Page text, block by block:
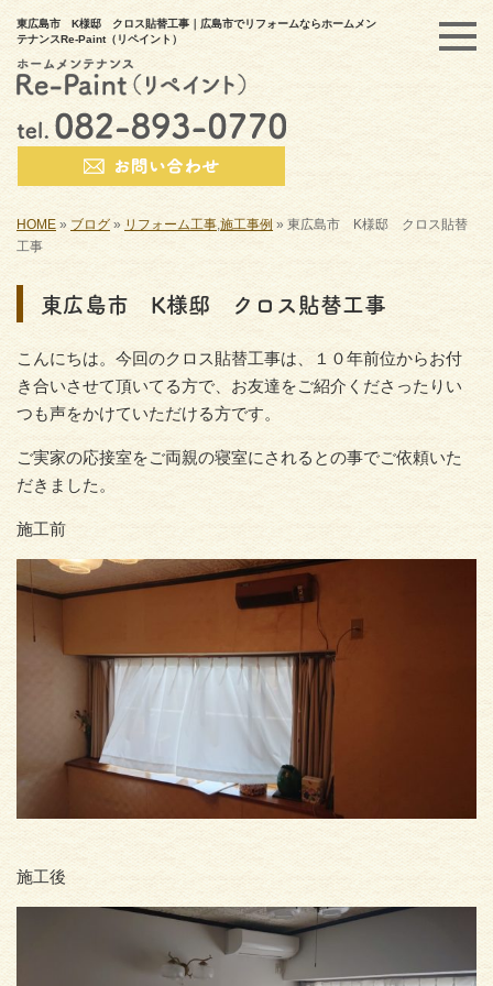
東広島市 K様邸 クロス貼替工事｜広島市でリフォームならホームメン
テナンスRe-Paint（リペイント）
HOME » ブログ » リフォーム工事,施工事例 »東広島市 K様邸 クロス貼替
工事
東広島市 K様邸 クロス貼替工事
こんにちは。今回のクロス貼替工事は、１０年前位からお付
き合いさせて頂いてる方で、お友達をご紹介くださったりい
つも声をかけていただける方です。
ご実家の応接室をご両親の寝室にされるとの事でご依頼いた
だきました。
施工前
施工後